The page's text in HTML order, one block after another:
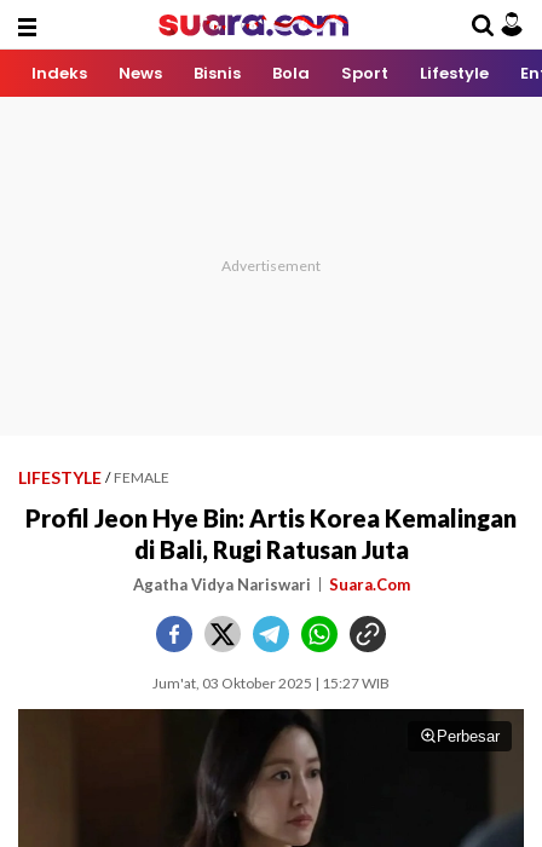
Indeks News Bisnis Bola Sport Lifestyle
LIFESTYLE / FEMALE
Profil Jeon Hye Bin: Artis Korea Kemalingan
di Bali, Rugi Ratusan Juta
Agatha Vidya Nariswari Suara.Com
Jum'at, 03 Oktober 2025 | 15:27 WIB
Perbesar